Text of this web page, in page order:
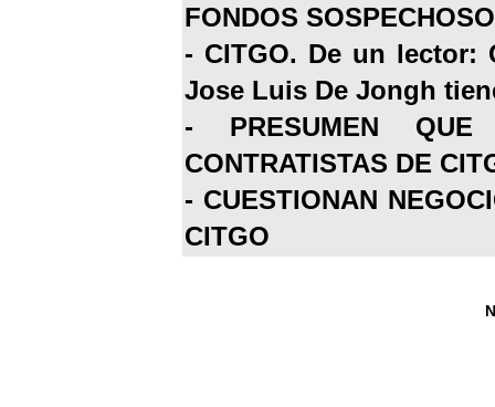
FONDOS
- CITGO. De un lector:
Jose Luis De Jongh
- PRESUMEN
CONTRATISTAS DE
- CUESTIONAN
CITGO